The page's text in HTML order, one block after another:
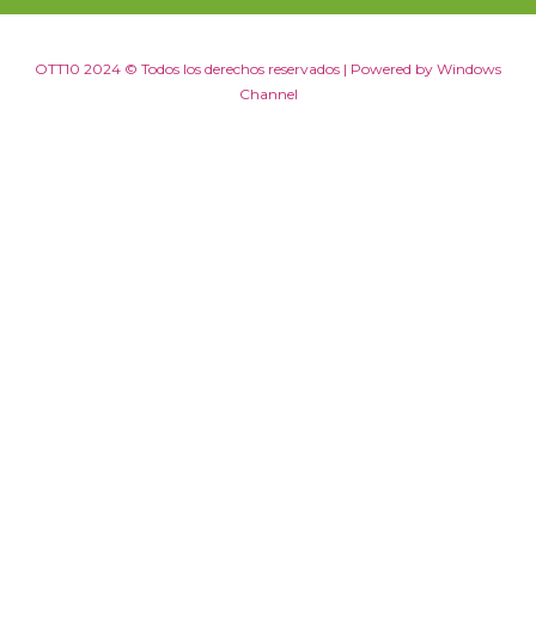
OTT10 2024 © Todos los derechos reservados | Powered by Windows
Channel